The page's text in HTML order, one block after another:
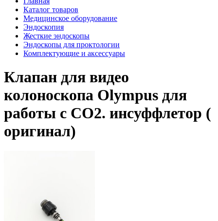
Каталог товаров
Медицинское оборудование
Эндоскопия
Жесткие эндоскопы
Эндоскопы для проктологии
Комплектующие и аксессуары
Клапан для видео
колоноскопа Olympus для
работы с СО2. инсуффлетор (
оригинал)